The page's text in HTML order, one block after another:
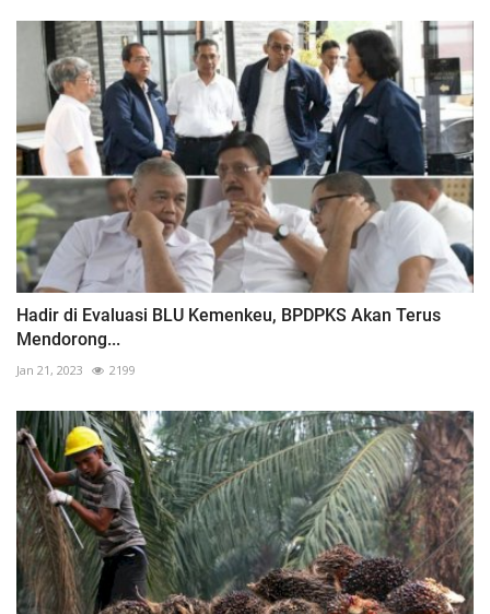
Hadir di Evaluasi BLU Kemenkeu, BPDPKS Akan Terus
Mendorong...
Jan 21, 2023 2199